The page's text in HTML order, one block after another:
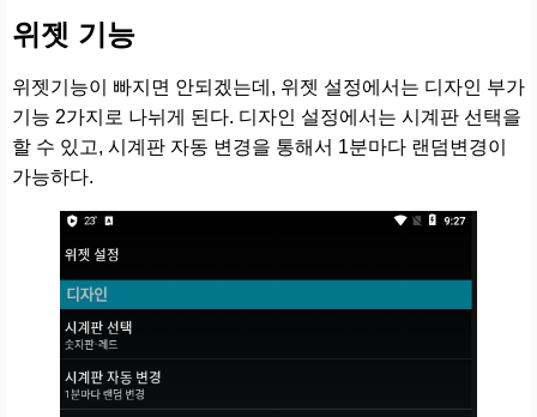
위젯 기능
위젯기능이 빠지면 안되겠는데, 위젯 설정에서는 디자인 부가
기능 2가지로 나뉘게 된다. 디자인 설정에서는 시계판 선택을
할 수 있고, 시계판 자동 변경을 통해서 1분마다 랜덤변경이
가능하다.